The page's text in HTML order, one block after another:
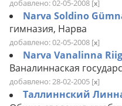
добавлено: 02-05-2008 [x]
Narva Soldino
гимназия, Нарва
добавлено: 02-05-2008 [x]
Narva Vanalinna
Ваналиннаская
добавлено: 28-02-2005 [x]
Таллиннский